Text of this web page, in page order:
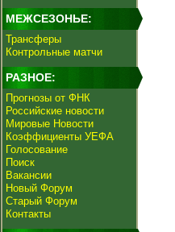
МЕЖСЕЗОНЬЕ:
Трансферы
Контрольные матчи
РАЗНОЕ:
Прогнозы от ФНК
Российские новости
Мировые Новости
Коэффициенты УЕФА
Голосование
Поиск
Вакансии
Новый Форум
Старый Форум
Контакты